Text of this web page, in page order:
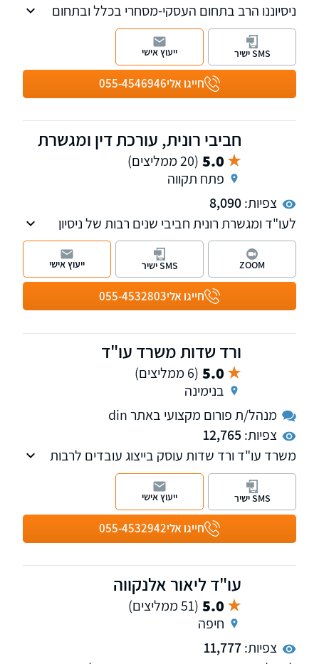
ניסיוננו הרב בתחום העסקי-מסחרי בכלל ובתחום
דיני המס ודיני עבודה בפרט, מתבטא במתן
פתרונות יעילים בסוגיות מורכבות המאפשר מתן
פתרון כולל ונרחב ללקוחותינו.
חייגו אלי055-4546946
SMS ישיר ייעוץ אישי
חביבי רונית, עורכת דין ומגשרת
5.0 (20 ממליצים)
פתח תקווה
צפיות:8,090
לעו"ד ומגשרת רונית חביבי שנים רבות של ניסיון
מעשי בדיני העבודה וניסיון עשיר של למעלה
מעשור בתחום דיני המשפחה והגירושין
חייגו אלי055-4532803
ZOOM SMS ישיר ייעוץ אישי
ורד שדות משרד עו"ד
5.0 (6 ממליצים)
בנימינה
מנהל/ת פורום מקצועי באתר din
צפיות:12,765
משרד עו"ד ורד שדות עוסק בייצוג עובדים לרבות
קבוצות עובדים גדולות בדיני עבודה, אפליה
בעבודה, הטרדה מינית, זכויות אדם, עובדים זרים,
פירוק חברות מטעם עובדים.
חייגו אלי055-4532942
SMS ישיר ייעוץ אישי
עו"ד ליאור אלנקווה
5.0 (51 ממליצים)
חיפה
צפיות:11,777